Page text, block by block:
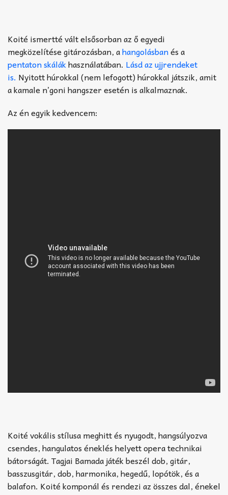
Koité ismertté vált elsősorban az ő egyedi
megközelítése gitározásban, ahangolásbanés a
pentaton skálákhasználatában. Lásd az ujjrendeket
is. Nyitott húrokkal (nem lefogott) húrokkal játszik, amit
a kamale n’goni hangszer esetén is alkalmaznak.
Az én egyik kedvencem:
Koité vokális stílusa meghitt és nyugodt, hangsúlyozva
csendes, hangulatos éneklés helyett opera technikai
bátorságát. Tagjai Bamada játék beszél dob, gitár,
basszusgitár, dob, harmonika, hegedű, lopótök, és a
balafon. Koité komponál és rendezi az összes dal, énekel